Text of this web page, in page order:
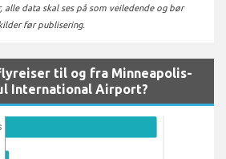
alle data skal ses på som veiledende og bør
før publisering.
til og fra Minneapolis-
International Airport?